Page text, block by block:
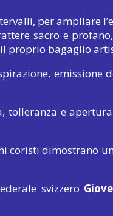
per ampliare
sacro e
proprio bagaglio
emissione
, tolleranza e
coristi dimostrano
svizzero